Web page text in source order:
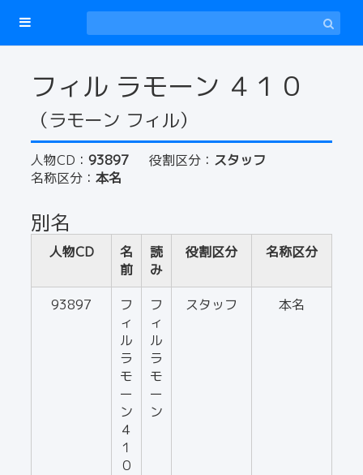
フィル ラモーン ４１０
（ラモーン フィル）
人物CD： 93897 役割区分： スタッフ
名称区分： 本名
別名
人物CD
名
前
読
み
役割区分 名称区分
93897
フ
ィ
ル
ラ
モ
ー
ン
４
１
０
フ
ィ
ル
ラ
モ
ー
ン
スタッフ 本名